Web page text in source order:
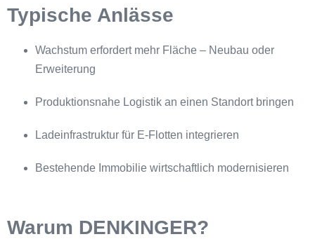
Typische Anlässe
Wachstum erfordert mehr Fläche – Neubau oder
Erweiterung
Produktionsnahe Logistik an einen Standort bringen
Ladeinfrastruktur für E-Flotten integrieren
Bestehende Immobilie wirtschaftlich modernisieren
Warum DENKINGER?